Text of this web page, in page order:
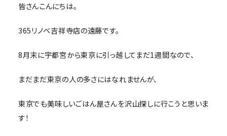
皆さんこんにちは。
365リノベ吉祥寺店の遠藤です。
8月末に宇都宮から東京に引っ越してまだ1週間なので、
まだまだ東京の人の多さにはなれませんが、
東京でも美味しいごはん屋さんを沢山探しに行こうと思いま
す！